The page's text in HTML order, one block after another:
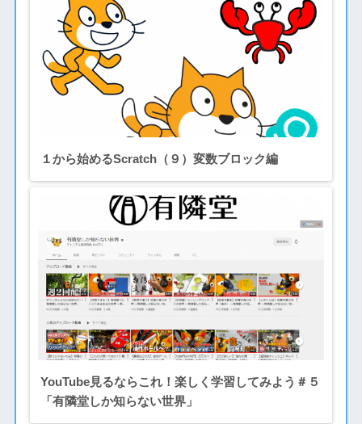
１から始めるScratch（９）変数ブロック編
YouTube見るならこれ！楽しく学習してみよう＃５
「有隣堂しか知らない世界」